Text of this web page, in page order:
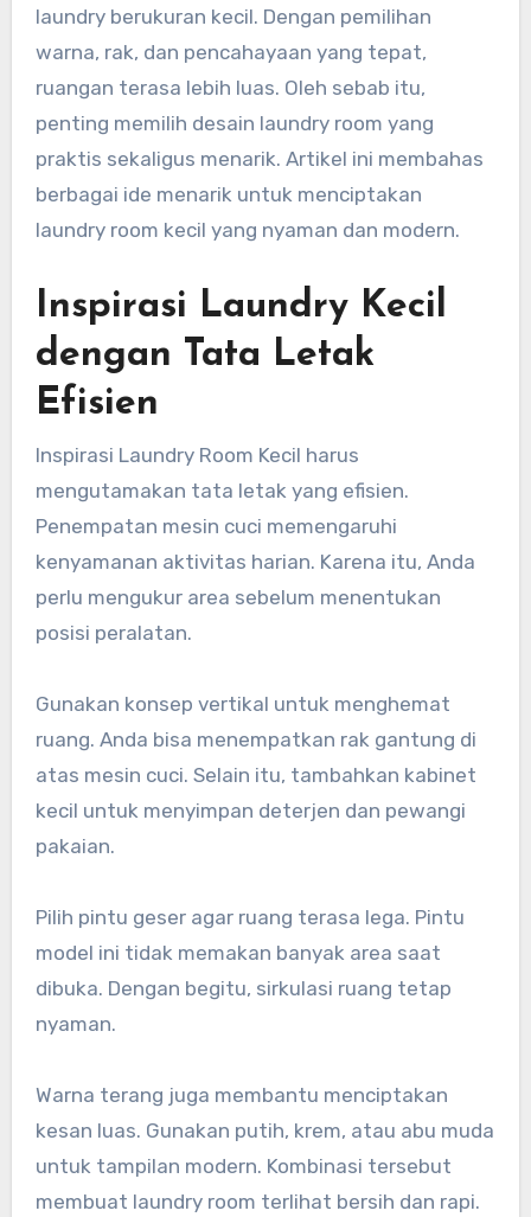
laundry berukuran kecil. Dengan pemilihan
warna, rak, dan pencahayaan yang tepat,
ruangan terasa lebih luas. Oleh sebab itu,
penting memilih desain laundry room yang
praktis sekaligus menarik. Artikel ini membahas
berbagai ide menarik untuk menciptakan
laundry room kecil yang nyaman dan modern.
Inspirasi Laundry Kecil
dengan Tata Letak
Efisien
Inspirasi Laundry Room Kecil harus
mengutamakan tata letak yang efisien.
Penempatan mesin cuci memengaruhi
kenyamanan aktivitas harian. Karena itu, Anda
perlu mengukur area sebelum menentukan
posisi peralatan.
Gunakan konsep vertikal untuk menghemat
ruang. Anda bisa menempatkan rak gantung di
atas mesin cuci. Selain itu, tambahkan kabinet
kecil untuk menyimpan deterjen dan pewangi
pakaian.
Pilih pintu geser agar ruang terasa lega. Pintu
model ini tidak memakan banyak area saat
dibuka. Dengan begitu, sirkulasi ruang tetap
nyaman.
Warna terang juga membantu menciptakan
kesan luas. Gunakan putih, krem, atau abu muda
untuk tampilan modern. Kombinasi tersebut
membuat laundry room terlihat bersih dan rapi.